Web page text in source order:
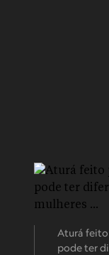
Aturá
pode ter